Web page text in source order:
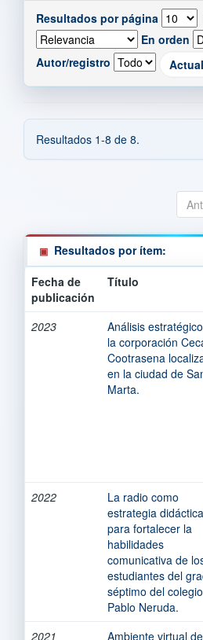
Resultados por página
En orden
Autor/registro
Resultados 1-8 de 8.
Resultados por ítem:
Fecha de
publicación
Título
2023
Análisis
la corporación
Cootrasena
en la ciudad de
Marta.
2022
La radio como
estrategia didáctica
para fortalecer la
habilidades
comunicativa de
estudiantes del
séptimo del colegio
Pablo Neruda.
2021 Ambiente virtual de